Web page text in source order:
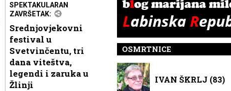
SPEKTAKULARAN
ZAVRŠETAK:
Srednjovjekovni
festival u
Svetvinčentu, tri
dana viteštva,
legendi i zaruka u
Žlinji
OSMRTNICE
IVAN ŠKRLJ (83)